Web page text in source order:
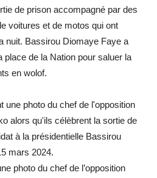
de prison accompagné par des
voitures et de motos qui ont
nuit. Bassirou Diomaye Faye a
place de la Nation pour saluer la
en wolof.
photo du chef de l’opposition